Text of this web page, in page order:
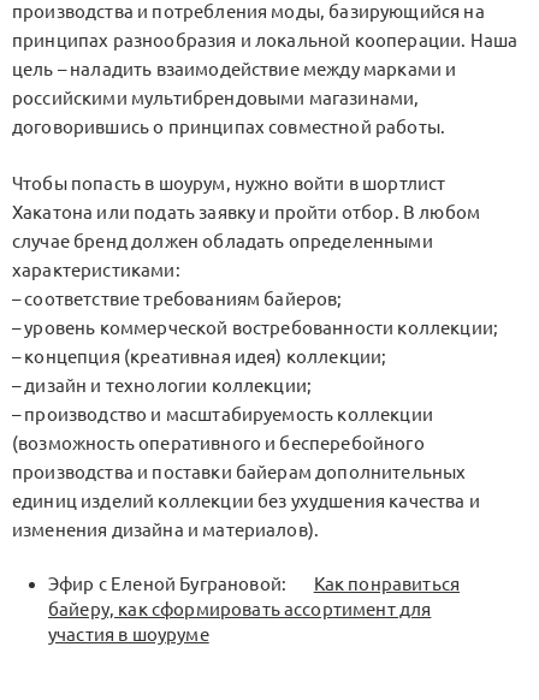
производства и потребления моды, базирующийся на
принципах разнообразия и локальной кооперации. Наша
цель – наладить взаимодействие между марками и
российскими мультибрендовыми магазинами,
договорившись о принципах совместной работы.
Чтобы попасть в шоурум, нужно войти в шортлист
Хакатона или подать заявку и пройти отбор. В любом
случае бренд должен обладать определенными
характеристиками:
– соответствие требованиям байеров;
– уровень коммерческой востребованности коллекции;
– концепция (креативная идея) коллекции;
– дизайн и технологии коллекции;
– производство и масштабируемость коллекции
(возможность оперативного и бесперебойного
производства и поставки байерам дополнительных
единиц изделий коллекции без ухудшения качества и
изменения дизайна и материалов).
Эфир с Еленой Буграновой:
Как понравиться
байеру, как сформировать ассортимент для
участия в шоуруме